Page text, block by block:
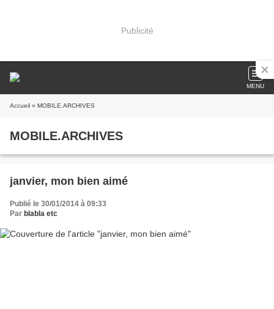
Publicité
MENU
Accueil » MOBILE.ARCHIVES
MOBILE.ARCHIVES
janvier, mon bien aimé
Publié le 30/01/2014 à 09:33
Par blabla etc